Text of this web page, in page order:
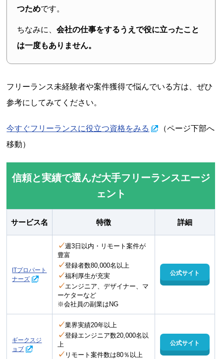
つためです。
ちなみに、会社の仕事をするうえで役に立ったこと
は一度もありません。
フリーランス未経験者や案件獲得で悩んでいる方は、ぜひ
参考にしてみてください。
今すぐフリーランスに役立つ資格をみる
（ページ下部へ
移動）
信頼と実績で選んだ大手フリーランスエージ
ェント
サービス名 特徴 詳細
ITプロパート
ナーズ
✓週3日以内・リモート案件が
豊富
✓登録者数80,000名以上
✓福利厚生が充実
✓エンジニア、デザイナー、マ
ーケターなど
※会社員の副業はNG
公式サイト
ギークスジ
ョブ
✓業界実績20年以上
✓登録エンジニア数20,000名以
上
✓ リモート案件数は80％以上
公式サイト